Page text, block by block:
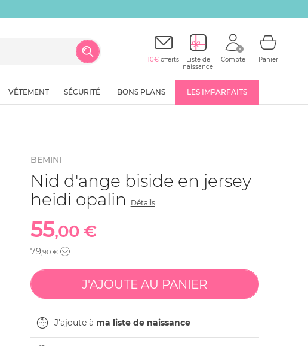
10€ offerts
Liste de
naissance
Compte Panier
VÊTEMENT SÉCURITÉ BONS PLANS LES IMPARFAITS
BEMINI
Nid d'ange biside en jersey
heidi opalin
Détails
55,00 €
79,90 €
J'ajoute à ma liste de naissance